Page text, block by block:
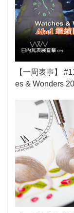
【一周表事】
es & Wonders